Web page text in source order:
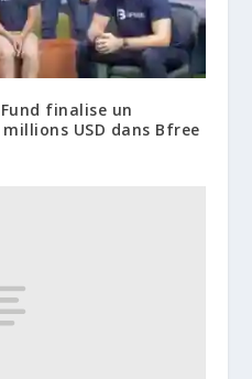
finalise un
USD dans Bfree